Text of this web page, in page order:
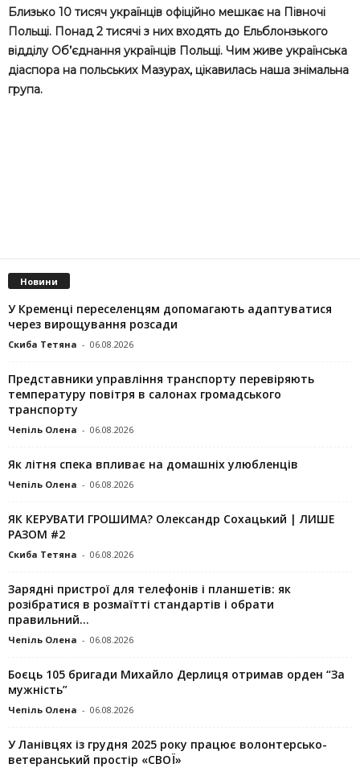
Близько 10 тисяч українців офіційно мешкає на Півночі
Польщі. Понад 2 тисячі з них входять до Ельблонзького
відділу Об’єднання українців Польщі. Чим живе українська
діаспора на польських Мазурах, цікавилась наша знімальна
група.
Новини
У Кременці переселенцям допомагають адаптуватися
через вирощування розсади
Скиба Тетяна - 06.08.2026
Представники управління транспорту перевіряють
температуру повітря в салонах громадського
транспорту
Чепіль Олена - 06.08.2026
Як літня спека впливає на домашніх улюбленців
Чепіль Олена - 06.08.2026
ЯК КЕРУВАТИ ГРОШИМА? Олександр Сохацький | ЛИШЕ
РАЗОМ #2
Скиба Тетяна - 06.08.2026
Зарядні пристрої для телефонів і планшетів: як
розібратися в розмаїтті стандартів і обрати
правильний...
Чепіль Олена - 06.08.2026
Боєць 105 бригади Михайло Дерлиця отримав орден “За
мужність”
Чепіль Олена - 06.08.2026
У Ланівцях із грудня 2025 року працює волонтерсько-
ветеранський простір «СВОЇ»